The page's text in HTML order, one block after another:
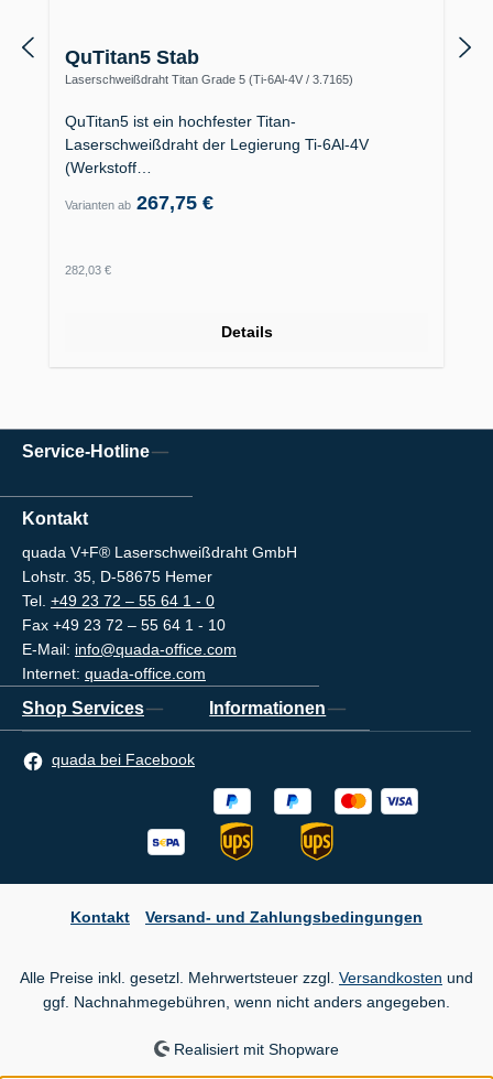
QuTitan5 Stab
Laserschweißdraht Titan Grade 5 (Ti-6Al-4V / 3.7165)
QuTitan5 ist ein hochfester Titan-
Laserschweißdraht der Legierung Ti-6Al-4V
(Werkstoff…
Varianten ab 267,75 €
Regulärer Preis:
282,03 €
Details
Service-Hotline
Kontakt
quada V+F® Laserschweißdraht GmbH
Lohstr. 35, D-58675 Hemer
Tel. +49 23 72 – 55 64 1 - 0
Fax +49 23 72 – 55 64 1 - 10
E-Mail: info@quada-office.com
Internet: quada-office.com
Shop Services Informationen
quada bei Facebook
Kontakt Versand- und Zahlungsbedingungen
Alle Preise inkl. gesetzl. Mehrwertsteuer zzgl. Versandkosten und
ggf. Nachnahmegebühren, wenn nicht anders angegeben.
Realisiert mit Shopware